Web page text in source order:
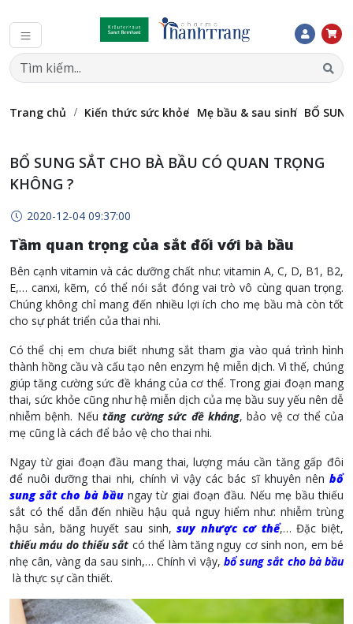
Trang chủ Kiến thức sức khỏe Mẹ bầu & sau sinh BỔ
BỔ SUNG SẮT CHO BÀ BẦU CÓ QUAN TRỌNG
KHÔNG ?
2020-12-04 09:37:00
Tầm quan trọng của sắt đối với bà bầu
Bên cạnh vitamin và các dưỡng chất như: vitamin A, C, D, B1, B2,
E,… canxi, kẽm, có thể nói sắt đóng vai trò vô cùng quan trọng.
Chúng không chỉ mang đến nhiều lợi ích cho mẹ bầu mà còn tốt
cho sự phát triển của thai nhi.
Có thể chị em chưa biết nhưng sắt tham gia vào quá trình hình
thành hồng cầu và cấu tạo nên enzym hệ miễn dịch. Vì thế, chúng
giúp tăng cường sức đề kháng của cơ thể. Trong giai đoạn mang
thai, sức khỏe cũng như hệ miễn dịch của mẹ bầu suy yếu nên dễ
nhiễm bệnh. Nếutăng cường sức đề kháng, bảo vệ cơ thể của
mẹ cũng là cách để bảo vệ cho thai nhi.
Ngay từ giai đoạn đầu mang thai, lượng máu cần tăng gấp đôi
để nuôi dưỡng thai nhi, chính vì vậy các bác sĩ khuyên nên bổ
sung sắt cho bà bầu ngay từ giai đoạn đầu. Nếu mẹ bầu thiếu
sắt có thể dẫn đến nhiều hậu quả nguy hiểm như: nhiễm trùng
hậu sản, băng huyết sau sinh,suy nhược cơ thể,… Đặc biệt,
thiếu máu do thiếu sắt có thể làm tăng nguy cơ sinh non, em bé
nhẹ cân, vàng da sau sinh,… Chính vì vậy, bổ sung sắt cho bà bầu
là thực sự cần thiết.